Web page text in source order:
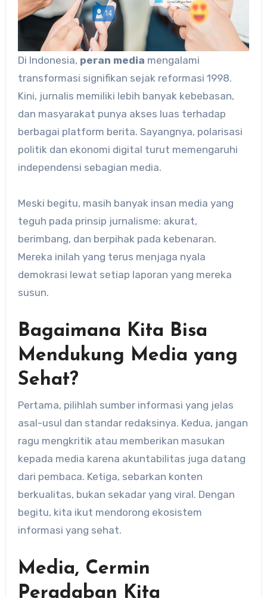
Di Indonesia, peran media mengalami
transformasi signifikan sejak reformasi 1998.
Kini, jurnalis memiliki lebih banyak kebebasan,
dan masyarakat punya akses luas terhadap
berbagai platform berita. Sayangnya, polarisasi
politik dan ekonomi digital turut memengaruhi
independensi sebagian media.
Meski begitu, masih banyak insan media yang
teguh pada prinsip jurnalisme: akurat,
berimbang, dan berpihak pada kebenaran.
Mereka inilah yang terus menjaga nyala
demokrasi lewat setiap laporan yang mereka
susun.
Bagaimana Kita Bisa
Mendukung Media yang
Sehat?
Pertama, pilihlah sumber informasi yang jelas
asal-usul dan standar redaksinya. Kedua, jangan
ragu mengkritik atau memberikan masukan
kepada media karena akuntabilitas juga datang
dari pembaca. Ketiga, sebarkan konten
berkualitas, bukan sekadar yang viral. Dengan
begitu, kita ikut mendorong ekosistem
informasi yang sehat.
Media, Cermin
Peradaban Kita